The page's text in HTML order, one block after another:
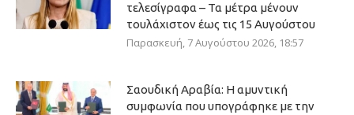
τελεσίγραφα – Τα μέτρα μένουν
τουλάχιστον έως τις 15 Αυγούστου
Παρασκευή, 7 Αυγούστου 2026, 18:57
Σαουδική Αραβία: Η αμυντική
συμφωνία που υπογράφηκε με την